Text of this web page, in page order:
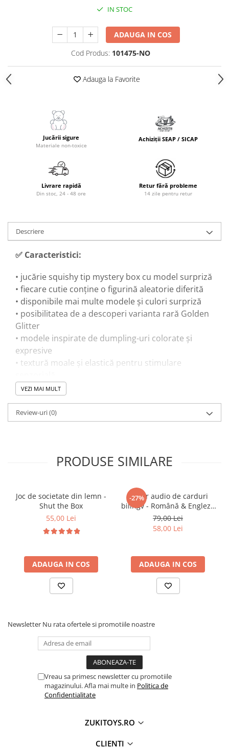
IN STOC
ADAUGA IN COS
Cod Produs: 101475-NO
Adauga la Favorite
Jucării sigure
Materiale non-toxice
Achiziții SEAP / SICAP
Livrare rapidă
Din stoc, 24 - 48 ore
Retur fără probleme
14 zile pentru retur
Descriere
✅ Caracteristici:
• jucărie squishy tip mystery box cu model surpriză
• fiecare cutie conține o figurină aleatorie diferită
• disponibile mai multe modele și culori surpriză
• posibilitatea de a descoperi varianta rară Golden
Glitter
• modele inspirate de dumpling-uri colorate și
expresive
• textură moale și elastică pentru stimulare
• dimensiune compactă, ușor de transportat
repetitivă
• culorile și modelele se livrează aleatoriu
🎓 Beneficii educaționale:
• stimulează curiozitatea și anticiparea surprizei
• dezvoltă motricitatea fină prin apăsare și
manipulare
• susține coordonarea mână-ochi
• încurajează interacțiunea socială prin
colecționare și schimb
• dezvoltă creativitatea în timpul jocului imaginativ
🎯 Ideal pentru:
• copii pasionați de mystery box și blind box
• joacă senzorială și explorare tactilă
• colecționari de figurine squishy și funny
VEZI MAI MULT
Review-uri(0)
PRODUSE SIMILARE
Joc de societate din lemn -
Shut the Box
55,00 Lei
ADAUGA IN COS
-27%
Cititor audio de carduri
bilingv - Română & Engleză
Albastru (224 carduri / 448
cuvinte)
79,00 Lei
58,00 Lei
ADAUGA IN COS
Newsletter Nu rata ofertele si promotiile noastre
Vreau sa primesc newsletter cu promotiile
magazinului. Afla mai multe in Politica de
Confidentialitate
ZUKITOYS.RO
CLIENTI